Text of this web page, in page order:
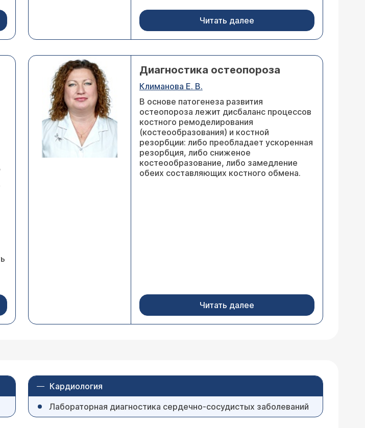
Читать далее
Диагностика остеопороза
Климанова Е. В.
В основе патогенеза развития
остеопороза лежит дисбаланс процессов
костного ремоделирования
(костеообразования) и костной
резорбции: либо преобладает ускоренная
резорбция, либо сниженое
костеообразование, либо замедление
обеих составляющих костного обмена.
Читать далее
Кардиология
Лабораторная диагностика сердечно-сосудистых заболеваний